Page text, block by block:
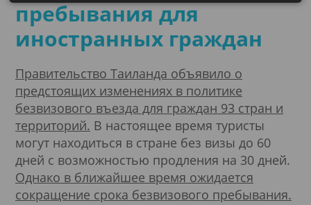
Подробнее
пребывания для
иностранных граждан
Правительство Таиланда объявило о
предстоящих изменениях в политике
безвизового въезда для граждан 93 стран и
территорий. В настоящее время туристы
могут находиться в стране без визы до 60
дней с возможностью продления на 30 дней.
Однако в ближайшее время ожидается
сокращение срока безвизового пребывания.